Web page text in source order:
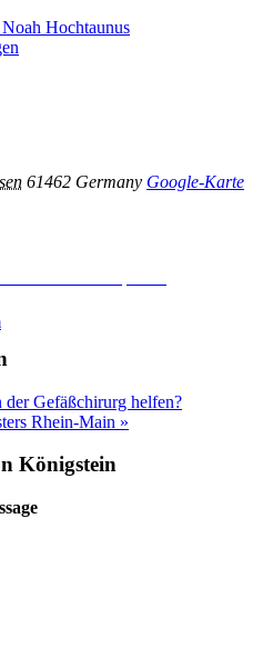
Hochtaunus
61462 Germany Google-Karte
Gefäßchirurg helfen?
Rhein-Main »
Königstein